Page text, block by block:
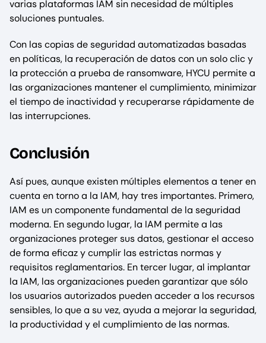
varias plataformas IAM sin necesidad de múltiples
soluciones puntuales.
Con las copias de seguridad automatizadas basadas
en políticas, la recuperación de datos con un solo clic y
la protección a prueba de ransomware, HYCU permite a
las organizaciones mantener el cumplimiento, minimizar
el tiempo de inactividad y recuperarse rápidamente de
las interrupciones.
Conclusión
Así pues, aunque existen múltiples elementos a tener en
cuenta en torno a la IAM, hay tres importantes. Primero,
IAM es un componente fundamental de la seguridad
moderna. En segundo lugar, la IAM permite a las
organizaciones proteger sus datos, gestionar el acceso
de forma eficaz y cumplir las estrictas normas y
requisitos reglamentarios. En tercer lugar, al implantar
la IAM, las organizaciones pueden garantizar que sólo
los usuarios autorizados pueden acceder a los recursos
sensibles, lo que a su vez, ayuda a mejorar la seguridad,
la productividad y el cumplimiento de las normas.